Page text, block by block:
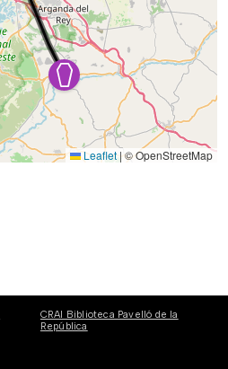
Leaflet | © OpenStreetMap
CRAI Biblioteca Pavelló de la
República